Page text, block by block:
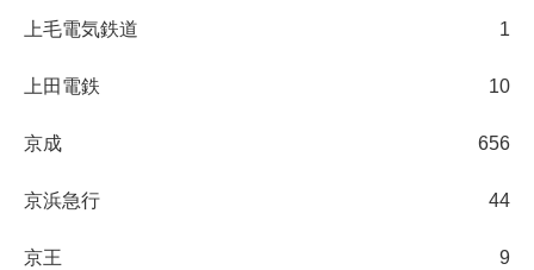
上毛電気鉄道 1
上田電鉄 10
京成 656
京浜急行 44
京王 9